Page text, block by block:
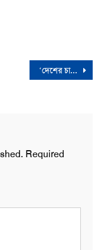
‘দেশের চাহিদা পূরণের আগে ইলিশ রফতানি করা হবে না’
Required